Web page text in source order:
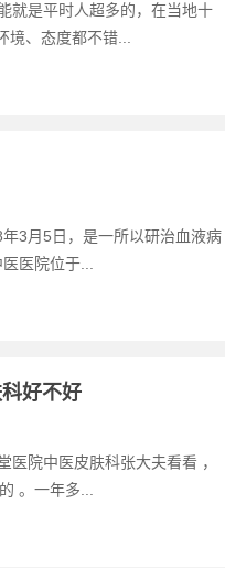
就是平时人超多的，在当地十
、态度都不错...
3月5日，是一所以研治血液病
医院位于...
好不好
院中医皮肤科张大夫看看 ，
。一年多...